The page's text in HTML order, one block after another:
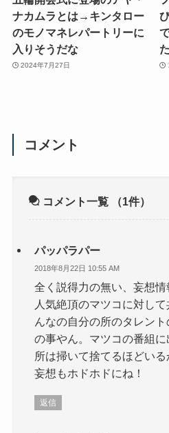
ナカムラとは→キンタロー
のモノマネレパートリーに
入りそうだな
2024年7月27日
コメント
コメント一覧 （1件）
パッパラパー
2018年8月22日 10:55 AM
全く説得力の無い、妄想情
人気絶頂のマツコに対し
んなの自分の所のタレン
の事やん。マツコの番組
所は掃いて捨てるほどいる
妄想もホドホドにね！
返信